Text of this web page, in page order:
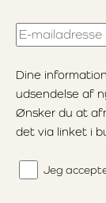
E-mailadresse
Dine
udsendelse af
Ønsker du at
det via linket i
Jeg